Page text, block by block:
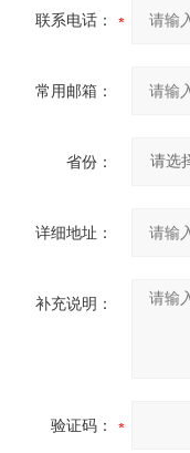
联系电话：
常用邮箱：
省份：
详细地址：
补充说明：
验证码：